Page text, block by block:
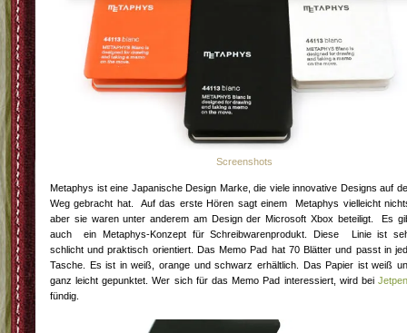
Screenshots
Metaphys ist eine Japanische Design Marke, die viele innovative Designs auf
Weg gebracht hat. Auf das erste Hören sagt einem Metaphys vielleicht
aber sie waren unter anderem am Design der Microsoft Xbox beteiligt. Es
auch ein Metaphys-Konzept für Schreibwarenprodukt. Diese Linie ist
schlicht und praktisch orientiert. Das Memo Pad hat 70 Blätter und passt in
Tasche. Es ist in weiß, orange und schwarz erhältlich. Das Papier ist weiß
ganz leicht gepunktet. Wer sich für das Memo Pad interessiert, wird bei
fündig.